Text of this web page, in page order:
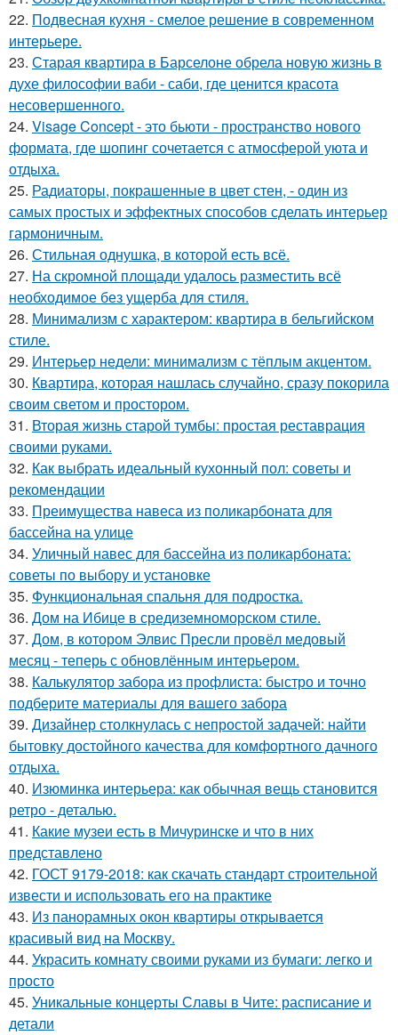
22. Подвесная кухня - смелое решение в современном
интерьере.
23. Старая квартира в Барселоне обрела новую жизнь в
духе философии ваби - саби, где ценится красота
несовершенного.
24. Visage Concept - это бьюти - пространство нового
формата, где шопинг сочетается с атмосферой уюта и
отдыха.
25. Радиаторы, покрашенные в цвет стен, - один из
самых простых и эффектных способов сделать интерьер
гармоничным.
26. Стильная однушка, в которой есть всё.
27. На скромной площади удалось разместить всё
необходимое без ущерба для стиля.
28. Минимализм с характером: квартира в бельгийском
стиле.
29. Интерьер недели: минимализм с тёплым акцентом.
30. Квартира, которая нашлась случайно, сразу покорила
своим светом и простором.
31. Вторая жизнь старой тумбы: простая реставрация
своими руками.
32. Как выбрать идеальный кухонный пол: советы и
рекомендации
33. Преимущества навеса из поликарбоната для
бассейна на улице
34. Уличный навес для бассейна из поликарбоната:
советы по выбору и установке
35. Функциональная спальня для подростка.
36. Дом на Ибице в средиземноморском стиле.
37. Дом, в котором Элвис Пресли провёл медовый
месяц - теперь с обновлённым интерьером.
38. Калькулятор забора из профлиста: быстро и точно
подберите материалы для вашего забора
39. Дизайнер столкнулась с непростой задачей: найти
бытовку достойного качества для комфортного дачного
отдыха.
40. Изюминка интерьера: как обычная вещь становится
ретро - деталью.
41. Какие музеи есть в Мичуринске и что в них
представлено
42. ГОСТ 9179-2018: как скачать стандарт строительной
извести и использовать его на практике
43. Из панорамных окон квартиры открывается
красивый вид на Москву.
44. Украсить комнату своими руками из бумаги: легко и
просто
45. Уникальные концерты Славы в Чите: расписание и
детали